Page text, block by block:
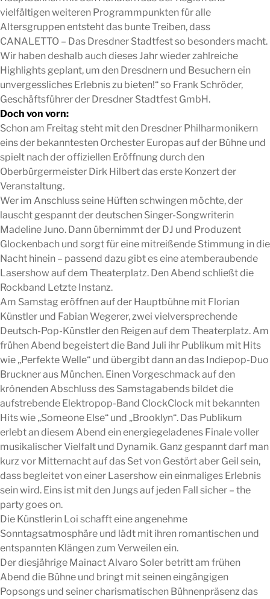
vielfältigen weiteren Programmpunkten für alle
Altersgruppen entsteht das bunte Treiben, dass
CANALETTO – Das Dresdner Stadtfest so besonders macht.
Wir haben deshalb auch dieses Jahr wieder zahlreiche
Highlights geplant, um den Dresdnern und Besuchern ein
unvergessliches Erlebnis zu bieten!“ so Frank Schröder,
Geschäftsführer der Dresdner Stadtfest GmbH.
Doch von vorn:
Schon am Freitag steht mit den Dresdner Philharmonikern
eins der bekanntesten Orchester Europas auf der Bühne und
spielt nach der offiziellen Eröffnung durch den
Oberbürgermeister Dirk Hilbert das erste Konzert der
Veranstaltung.
Wer im Anschluss seine Hüften schwingen möchte, der
lauscht gespannt der deutschen Singer-Songwriterin
Madeline Juno. Dann übernimmt der DJ und Produzent
Glockenbach und sorgt für eine mitreißende Stimmung in die
Nacht hinein – passend dazu gibt es eine atemberaubende
Lasershow auf dem Theaterplatz. Den Abend schließt die
Rockband Letzte Instanz.
Am Samstag eröffnen auf der Hauptbühne mit Florian
Künstler und Fabian Wegerer, zwei vielversprechende
Deutsch-Pop-Künstler den Reigen auf dem Theaterplatz. Am
frühen Abend begeistert die Band Juli ihr Publikum mit Hits
wie „Perfekte Welle“ und übergibt dann an das Indiepop-Duo
Bruckner aus München. Einen Vorgeschmack auf den
krönenden Abschluss des Samstagabends bildet die
aufstrebende Elektropop-Band ClockClock mit bekannten
Hits wie „Someone Else“ und „Brooklyn“. Das Publikum
erlebt an diesem Abend ein energiegeladenes Finale voller
musikalischer Vielfalt und Dynamik. Ganz gespannt darf man
kurz vor Mitternacht auf das Set von Gestört aber Geil sein,
dass begleitet von einer Lasershow ein einmaliges Erlebnis
sein wird. Eins ist mit den Jungs auf jeden Fall sicher – the
party goes on.
Die Künstlerin Loi schafft eine angenehme
Sonntagsatmosphäre und lädt mit ihren romantischen und
entspannten Klängen zum Verweilen ein.
Der diesjährige Mainact Alvaro Soler betritt am frühen
Abend die Bühne und bringt mit seinen eingängigen
Popsongs und seiner charismatischen Bühnenpräsenz das